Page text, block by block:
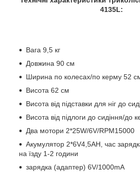
4135L:
Вага 9,5 кг
Довжина 90 см
Ширина по колесах/по керму 52
Висота 62 см
Висота від підставки для ніг до
Висота від підлоги до сидіння/до
Два мотори 2*25W/6V/RPM15000
Акумулятор 2*6V4,5AH, час
на їзду 1-2 години
зарядка (адаптер) 6V/1000mA